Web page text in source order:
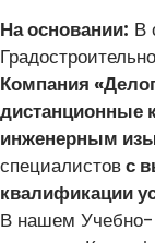
На основании: В
Компания
дистанционные
инженерным
специалистовс
квалификации
В нашем Учебно-